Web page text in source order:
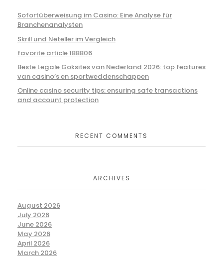
Sofortüberweisung im Casino: Eine Analyse für
Branchenanalysten
Skrill und Neteller im Vergleich
favorite article 188806
Beste Legale Goksites van Nederland 2026: top features
van casino’s en sportweddenschappen
Online casino security tips: ensuring safe transactions
and account protection
RECENT COMMENTS
ARCHIVES
August 2026
July 2026
June 2026
May 2026
April 2026
March 2026